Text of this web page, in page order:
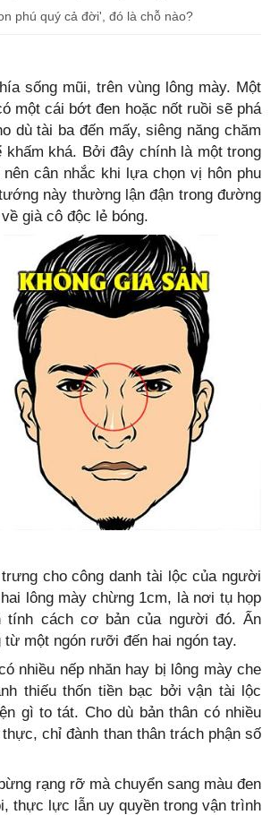
phú quý cả đời', đó là chỗ nào?
sống mũi, trên vùng lông mày. Một
một cái bớt đen hoặc nốt ruồi sẽ phá
dù tài ba đến mấy, siêng năng chăm
khá. Bởi đây chính là một trong
cân nhắc khi lựa chọn vị hôn phu
này thường lận đận trong đường
già cô độc lẻ bóng.
cho công danh tài lộc của người
lông mày chừng 1cm, là nơi tụ họp
tính cách cơ bản của người đó. Ấn
một ngón rưỡi đến hai ngón tay.
nhiều nếp nhăn hay bị lông mày che
thiếu thốn tiền bạc bởi vận tài lộc
gì to tát. Cho dù bản thân có nhiều
chỉ đành than thân trách phận số
rạng rỡ mà chuyển sang màu đen
thực lực lẫn uy quyền trong vận trình